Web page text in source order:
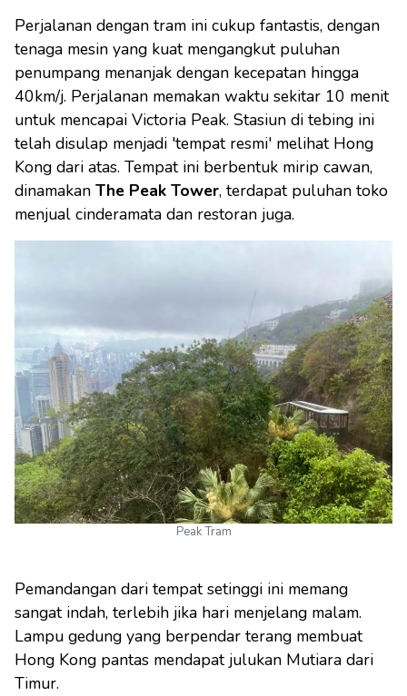
Perjalanan dengan tram ini cukup fantastis, dengan
tenaga mesin yang kuat mengangkut puluhan
penumpang menanjak dengan kecepatan hingga
40km/j. Perjalanan memakan waktu sekitar 10 menit
untuk mencapai Victoria Peak. Stasiun di tebing ini
telah disulap menjadi 'tempat resmi' melihat Hong
Kong dari atas. Tempat ini berbentuk mirip cawan,
dinamakan The Peak Tower, terdapat puluhan toko
menjual cinderamata dan restoran juga.
Peak Tram
Pemandangan dari tempat setinggi ini memang
sangat indah, terlebih jika hari menjelang malam.
Lampu gedung yang berpendar terang membuat
Hong Kong pantas mendapat julukan Mutiara dari
Timur.